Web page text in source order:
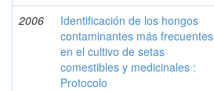
2006
Identificación de los hongos
contaminantes más frecuentes
en el cultivo de setas
comestibles y medicinales :
Protocolo